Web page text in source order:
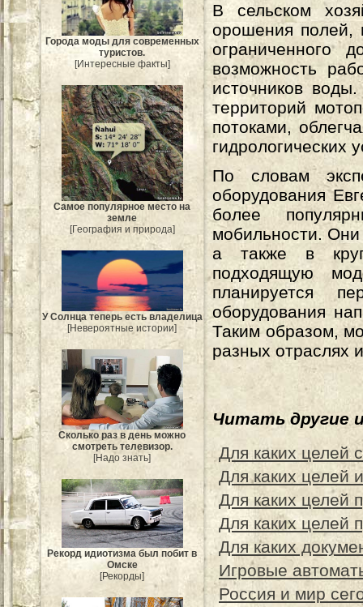
Города моды для современных
туристов.
[Интересные факты]
Самое популярное место на
земле
[География и природа]
У Солнца теперь есть владелица
[Невероятные истории]
Сколько раз в день можно
смотреть телевизор.
[Надо знать]
Рекорд идиотизма был побит в
Омске
[Рекорды]
В сельском
орошения полей,
ограниченного
возможность
источников
территорий
потоками,
гидрологических
По словам
оборудования
более
мобильности.
а также в
подходящую
планируется
оборудования
Таким образом,
разных отраслях
Читать другие
Для каких целей
Для каких целей
Для каких целей
Для каких целей
Для каких
Игровые
Россия и мир